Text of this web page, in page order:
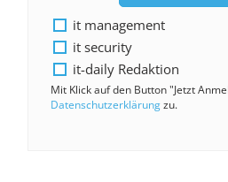
it management
it security
it-daily Redaktion
Mit Klick auf den Button "Jetzt
Datenschutzerklärungzu.